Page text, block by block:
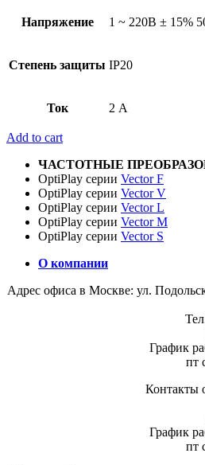
Напряжение 1 ~ 220В ± 15%
Степень защиты IP20
Ток 2 А
Add to cart
ЧАСТОТНЫЕ
OptiPlay серии Vector F
OptiPlay серии Vector V
OptiPlay серии Vector L
OptiPlay серии Vector M
OptiPlay серии Vector S
О компании
Адрес офиса в Москве: ул.
График
пт
Контакты
График
пт